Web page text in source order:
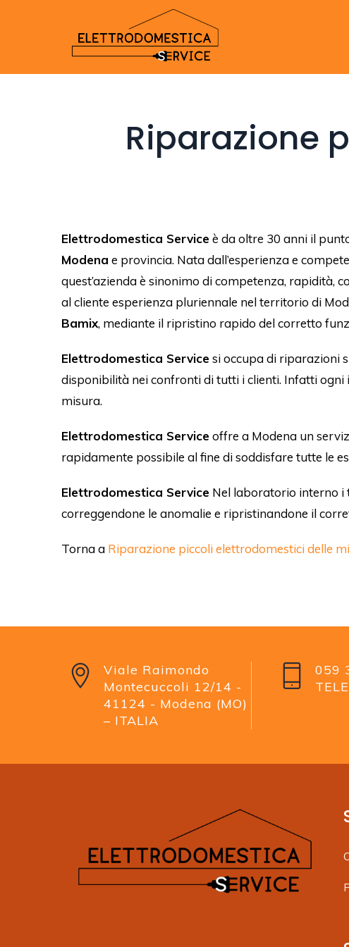
Riparazione
Elettrodomestica Serviceè da oltre 30 anni il
Modena e provincia. Nata dall’esperienza e
quest’azienda è sinonimo di competenza, rapidità,
al cliente esperienza pluriennale nel territorio di
Bamix, mediante il ripristino rapido del corretto
Elettrodomestica Servicesi occupa di riparazioni
disponibilità nei confronti di tutti i clienti. Infatti
misura.
Elettrodomestica Serviceoffre a Modena un
rapidamente possibile al fine di soddisfare tutte le
Elettrodomestica Service Nel laboratorio interno i
correggendone le anomalie e ripristinandone il
Torna a Riparazione piccoli elettrodomestici delle
Viale Raimondo
Montecuccoli 12/14 -
41124 - Modena (MO)
– ITALIA
059